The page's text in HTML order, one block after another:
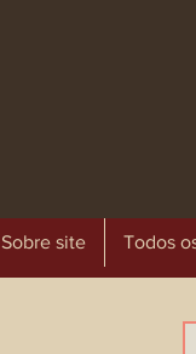
Sobre site Todos